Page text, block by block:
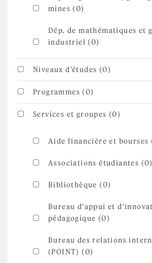
mines (0)
Dép. de mathématiques et
industriel (0)
Niveaux d'études (0)
Programmes (0)
Services et groupes (0)
Aide financière et bourses
Associations étudiantes (0)
Bibliothèque (0)
Bureau d'appui et
pédagogique (0)
Bureau des relations
(POINT) (0)